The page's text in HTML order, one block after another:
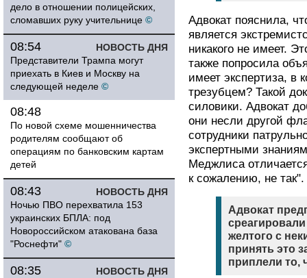
дело в отношении полицейских,
сломавших руку учительнице ©
НОВОСТЬ ДНЯ
08:54
Представители Трампа могут
приехать в Киев и Москву на
следующей неделе ©
08:48
По новой схеме мошенничества
родителям сообщают об
операциям по банковским картам
детей
НОВОСТЬ ДНЯ
08:43
Ночью ПВО перехватила 153
украинских БПЛА: под
Новороссийском атакована база
"Роснефти" ©
НОВОСТЬ ДНЯ
08:35
Адвокат пояснила,
является
никакого не имеет.
также попросила
имеет экспертиза, в
трезубцем? Такой
силовики. Адвокат
они несли другой
сотрудники
экспертными
Меджлиса
к сожалению, не так".
Адвокат
желтого с
принять это
приплели то,